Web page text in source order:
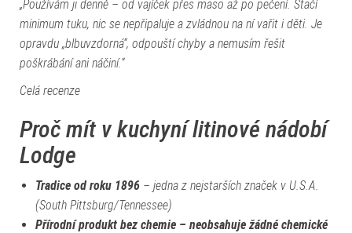
„Používám ji denně – od vajíček přes maso až po pečení. Stačí
minimum tuku, nic se nepřipaluje a zvládnou na ní vařit i děti. Je
opravdu „blbuvzdorná“, odpouští chyby a nemusím řešit
poškrábání ani náčiní.“
Celá recenze
Proč mít v kuchyní litinové nádobí
Lodge
Tradice od roku 1896 – jedna z nejstarších značek v U.S.A.
(South Pittsburg/Tennessee)
Přírodní produkt bez chemie – neobsahuje žádné chemické